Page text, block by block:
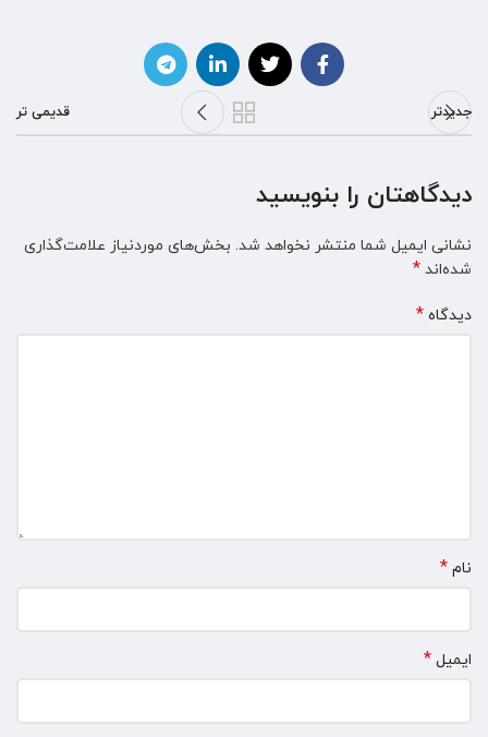
جدیدتر قدیمی تر
دیدگاهتان را بنویسید
نشانی ایمیل شما منتشر نخواهد شد. بخش‌های موردنیاز علامت‌گذاری
شده‌اند *
دیدگاه *
نام *
ایمیل *